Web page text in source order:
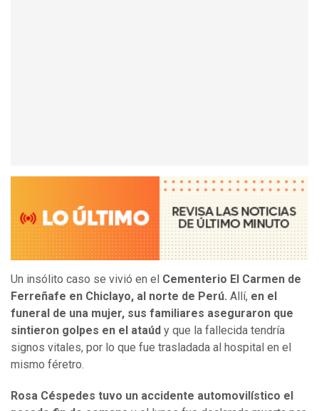
Un insólito caso se vivió en el Cementerio El Carmen de
Ferreñafe en Chiclayo, al norte de Perú. Allí, en el
funeral de una mujer, sus familiares aseguraron que
sintieron golpes en el ataúd y que la fallecida tendría
signos vitales, por lo que fue trasladada al hospital en el
mismo féretro.
Rosa Céspedes tuvo un accidente automovilístico el